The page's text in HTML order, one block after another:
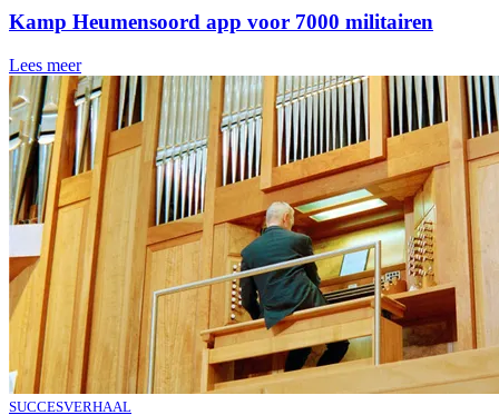
Kamp Heumensoord app voor 7000 militairen
Lees meer
SUCCESVERHAAL